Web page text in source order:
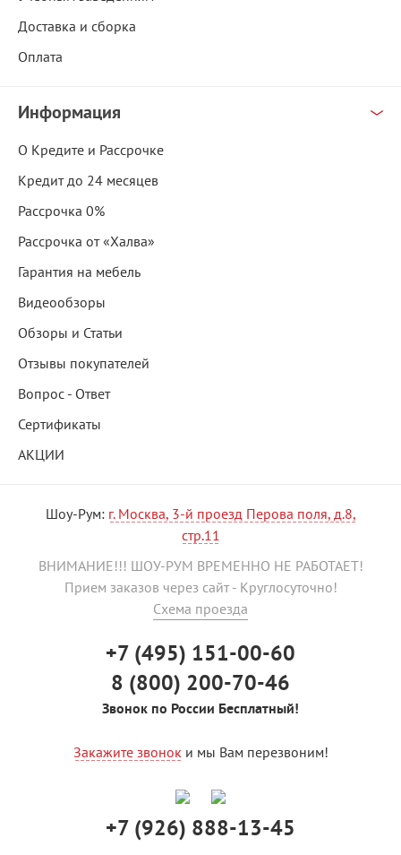
Доставка и сборка
Оплата
Информация
О Кредите и Рассрочке
Кредит до 24 месяцев
Рассрочка 0%
Рассрочка от «Халва»
Гарантия на мебель
Видеообзоры
Обзоры и Статьи
Отзывы покупателей
Вопрос - Ответ
Сертификаты
АКЦИИ
Шоу-Рум: г. Москва, 3-й проезд Перова поля, д.8,
стр.11
ВНИМАНИЕ!!! ШОУ-РУМ ВРЕМЕННО НЕ РАБОТАЕТ!
Прием заказов через сайт - Круглосуточно!
Схема проезда
+7 (495) 151-00-60
8 (800) 200-70-46
Звонок по России Бесплатный!
Закажите звоноки мы Вам перезвоним!
+7 (926) 888-13-45